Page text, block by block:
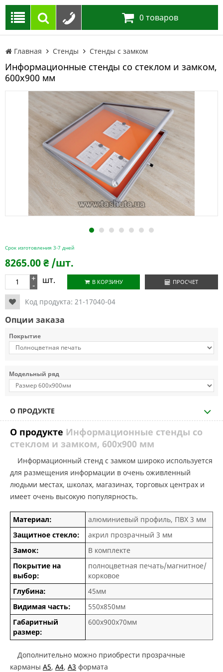
0 товаров
Главная Стенды Стенды с замком
Информационные стенды со стеклом и замком,
600х900 мм
1 2 3 4 5 6 7
Срок изготовления 3-7 дней
8265.00₴ /шт.
+
- шт. В КОРЗИНУ ПРОСЧЕТ
Код продукта: 21-17040-04
Опции заказа
Покрытие
Модельный ряд
О ПРОДУКТЕ
О продукте Информационные стенды со
стеклом и замком, 600х900 мм
Информационный стенд с замком широко используется
для размещения информации в очень оживленный
людьми местах, школах, магазинах, торговых центрах и
имеет очень высокую популярность.
Материал:
алюминиевый профиль, ПВХ 3 мм
Защитное стекло:
акрил прозрачный 3 мм
Замок:
В комплекте
Покрытие на
выбор:
полноцветная печать/магнитное/
корковое
Глубина:
45мм
Видимая часть:
550х850мм
Габаритный
размер:
600х900х70мм
Дополнительно можно приобрести прозрачные
карманы А5, А4, А3 формата